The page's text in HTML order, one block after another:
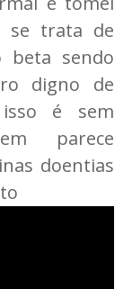
se trata de
beta sendo
digno de
é sem
parece
doentias